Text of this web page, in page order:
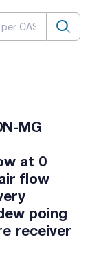
MG
at 0
flow
poing
receiver